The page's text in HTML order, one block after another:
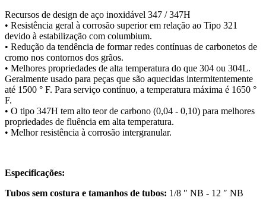
Recursos de design de aço inoxidável 347 / 347H
• Resistência geral à corrosão superior em relação ao Tipo 321
devido à estabilização com columbium.
• Redução da tendência de formar redes contínuas de carbonetos de
cromo nos contornos dos grãos.
• Melhores propriedades de alta temperatura do que 304 ou 304L.
Geralmente usado para peças que são aquecidas intermitentemente
até 1500 ° F. Para serviço contínuo, a temperatura máxima é 1650 °
F.
• O tipo 347H tem alto teor de carbono (0,04 - 0,10) para melhores
propriedades de fluência em alta temperatura.
• Melhor resistência à corrosão intergranular.
Especificações:
Tubos sem costura e tamanhos de tubos: 1/8 ″ NB - 12 ″ NB